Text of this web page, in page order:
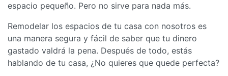
espacio pequeño. Pero no sirve para nada más.
Remodelar los espacios de tu casa con nosotros es
una manera segura y fácil de saber que tu dinero
gastado valdrá la pena. Después de todo, estás
hablando de tu casa, ¿No quieres que quede perfecta?